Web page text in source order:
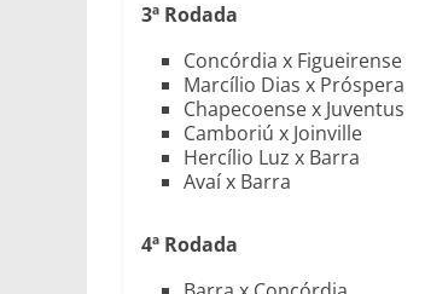
3ª Rodada
Concórdia x Figueirense
Marcílio Dias x Próspera
Chapecoense x Juventus
Camboriú x Joinville
Hercílio Luz x Barra
Avaí x Barra
4ª Rodada